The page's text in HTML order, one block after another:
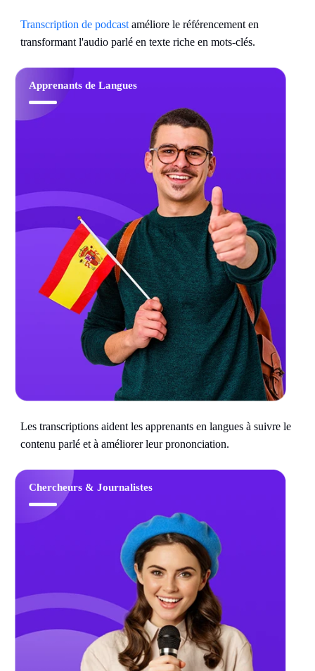
Transcription de podcastaméliore le référencement en
transformant l'audio parlé en texte riche en mots-clés.
Apprenants de Langues
Les transcriptions aident les apprenants en langues à suivre le
contenu parlé et à améliorer leur prononciation.
Chercheurs & Journalistes